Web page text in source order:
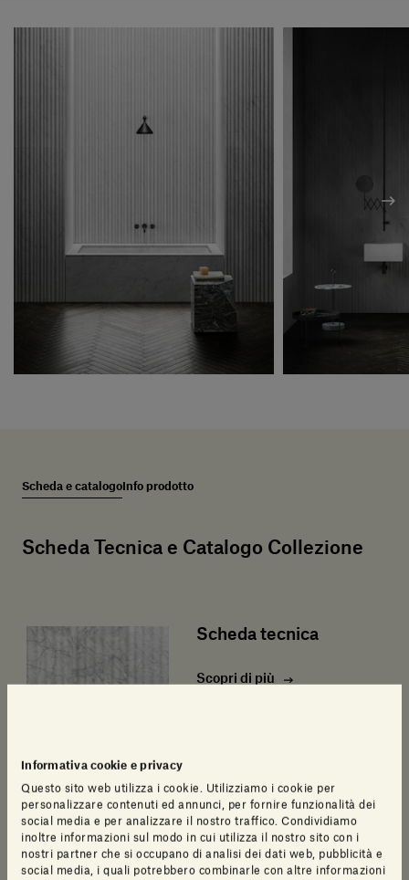
Informativa cookie e privacy
Questo sito web utilizza i cookie. Utilizziamo i cookie per
personalizzare contenuti ed annunci, per fornire funzionalità dei
social media e per analizzare il nostro traffico. Condividiamo
inoltre informazioni sul modo in cui utilizza il nostro sito con i
nostri partner che si occupano di analisi dei dati web, pubblicità e
social media, i quali potrebbero combinarle con altre informazioni
Scheda e catalogo Info prodotto
Scheda Tecnica e Catalogo Collezione
Scheda tecnica
Scopri di più